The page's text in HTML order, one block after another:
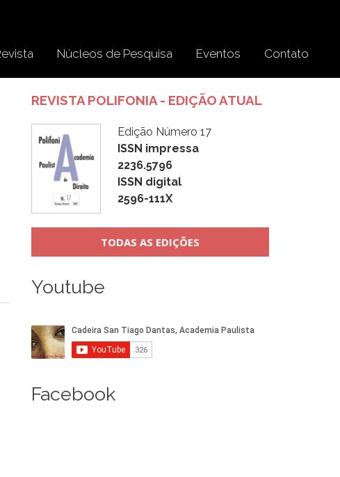
Núcleos de Pesquisa Eventos Contato
REVISTA POLIFONIA - EDIÇÃO ATUAL
Edição Número 17
ISSN impressa
2236.5796
ISSN digital
2596-111X
TODAS AS EDIÇÕES
Youtube
Facebook